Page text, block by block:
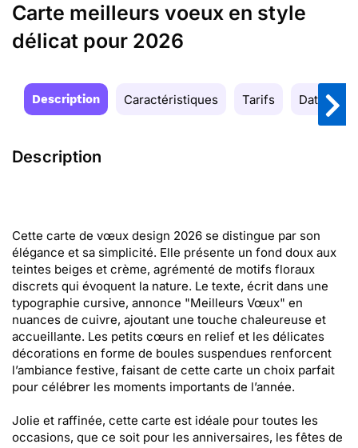
Carte meilleurs voeux en style
délicat pour 2026
Description Caractéristiques Tarifs Date de
Description
Cette carte de vœux design 2026 se distingue par son
élégance et sa simplicité. Elle présente un fond doux aux
teintes beiges et crème, agrémenté de motifs floraux
discrets qui évoquent la nature. Le texte, écrit dans une
typographie cursive, annonce "Meilleurs Vœux" en
nuances de cuivre, ajoutant une touche chaleureuse et
accueillante. Les petits cœurs en relief et les délicates
décorations en forme de boules suspendues renforcent
l’ambiance festive, faisant de cette carte un choix parfait
pour célébrer les moments importants de l’année.
Jolie et raffinée, cette carte est idéale pour toutes les
occasions, que ce soit pour les anniversaires, les fêtes de